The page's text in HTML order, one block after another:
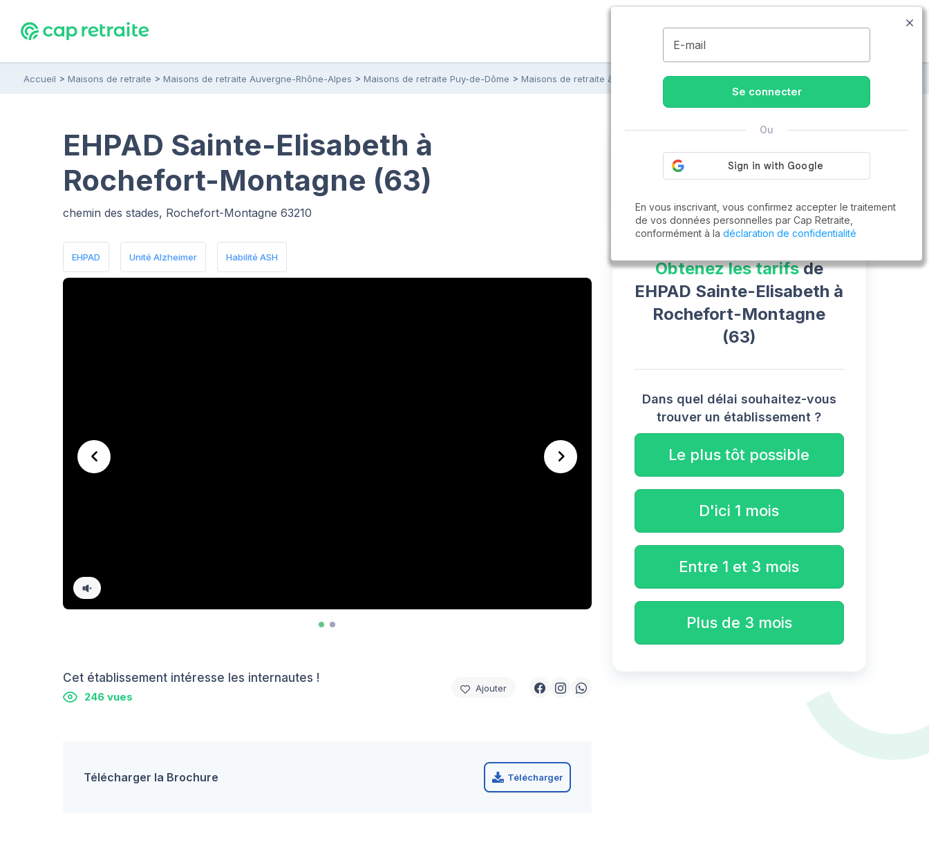
09.77.55.73.00
Accueil Maisons de retraite Maisons de retraite Auvergne-Rhône-Alpes Maisons de retraite Puy-de-Dôme Maisons de retraite à Rochefort-Montagne EHPAD Sainte-Elisabeth
Cet établissement intéresse les internautes !
246 vues
Ajouter
Télécharger la Brochure Télécharger
EHPAD Sainte-Elisabeth à
Rochefort-Montagne (63)
chemin des stades, Rochefort-Montagne 63210
EHPAD Unité Alzheimer Habilité ASH
Cap Retraite vous aide à trouver un emploi
Obtenez les tarifsde
EHPAD Sainte-Elisabeth à
Rochefort-Montagne
(63)
Dans quel délai souhaitez-vous
trouver un établissement ?
Le plus tôt possible
D'ici 1 mois
Entre 1 et 3 mois
Plus de 3 mois
E-mail
Se connecter
Ou
En vous inscrivant, vous confirmez accepter le traitement
de vos données personnelles par Cap Retraite,
conformément à la déclaration de confidentialité